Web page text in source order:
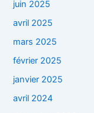
juin 2025
avril 2025
mars 2025
février 2025
janvier 2025
avril 2024